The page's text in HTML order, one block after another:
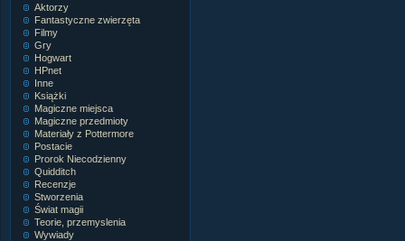
Aktorzy
Fantastyczne zwierzęta
Filmy
Gry
Hogwart
HPnet
Inne
Książki
Magiczne miejsca
Magiczne przedmioty
Materiały z Pottermore
Postacie
Prorok Niecodzienny
Quidditch
Recenzje
Stworzenia
Świat magii
Teorie, przemyslenia
Wywiady